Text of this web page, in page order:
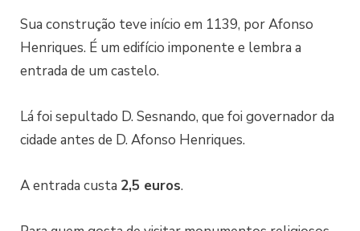
Sua construção teve início em 1139, por Afonso
Henriques. É um edifício imponente e lembra a
entrada de um castelo.
Lá foi sepultado D. Sesnando, que foi governador da
cidade antes de D. Afonso Henriques.
A entrada custa 2,5 euros.